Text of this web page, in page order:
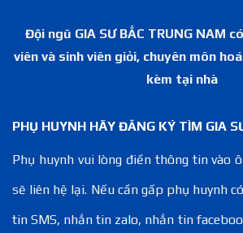
Đội ngũ GIA SƯ BẮC TRUNG NAM
viên và sinh viên giỏi, chuyên môn
kèm tại nhà
PHỤ HUYNH HÃY ĐĂNG KÝ TÌM GIA
Phụ huynh vui lòng điền thông tin vào
sẽ liên hệ lại. Nếu cần gấp phụ huynh
tin SMS, nhắn tin zalo, nhắn tin